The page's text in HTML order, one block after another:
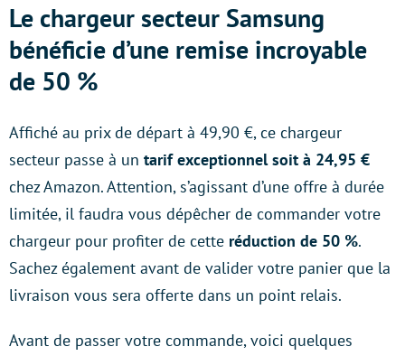
Le chargeur secteur Samsung
bénéficie d’une remise incroyable
de 50 %
Affiché au prix de départ à 49,90 €, ce chargeur
secteur passe à un tarif exceptionnel soit à 24,95 €
chez Amazon. Attention, s’agissant d’une offre à durée
limitée, il faudra vous dépêcher de commander votre
chargeur pour profiter de cette réduction de 50 %.
Sachez également avant de valider votre panier que la
livraison vous sera offerte dans un point relais.
Avant de passer votre commande, voici quelques